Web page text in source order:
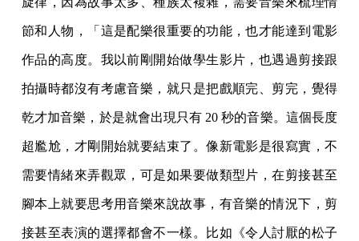
節和人物，「這是配樂很重要的功能，也才能達到電影
作品的高度。我以前剛開始做學生影片，也遇過剪接跟
拍攝時都沒有考慮音樂，就只是把戲順完、剪完，覺得
乾才加音樂，於是就會出現只有 20 秒的音樂。這個長度
超尷尬，才剛開始就要結束了。像新電影是很寫實，不
需要情緒來弄觀眾，可是如果要做類型片，在剪接甚至
腳本上就要思考用音樂來說故事，有音樂的情況下，剪
接甚至表演的選擇都會不一樣。比如《令人討厭的松子